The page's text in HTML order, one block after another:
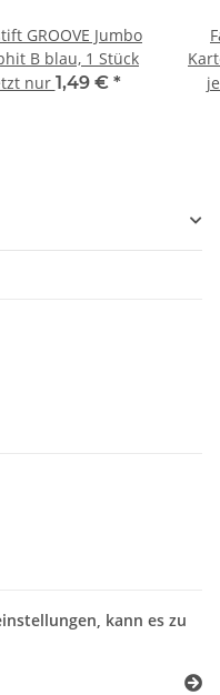
GROOVE Jumbo
B blau, 1 Stück
nur 1,49 € *
kann es zu